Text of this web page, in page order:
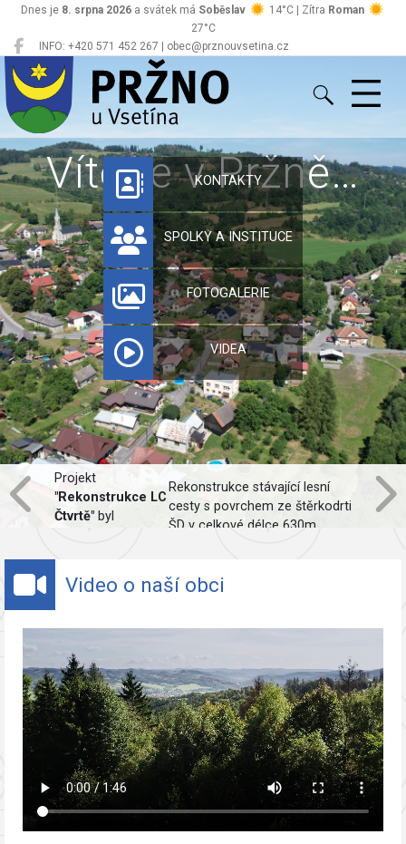
INFO: +420 571 452 267 | obec@prznouvsetina.cz
Dnes je 8. srpna 2026 a svátek má Soběslav 14°C | Zítra Roman
27°C
Pržno
Vítejte v Pržně…
KONTAKTY
SPOLKY A INSTITUCE
FOTOGALERIE
VIDEA
Projekt
"Rekonstrukce LC
Čtvrtě" byl
Rekonstrukce stávající lesní
cesty s povrchem ze štěrkodrti
ŠD v celkové délce 630m,
Video o naší obci